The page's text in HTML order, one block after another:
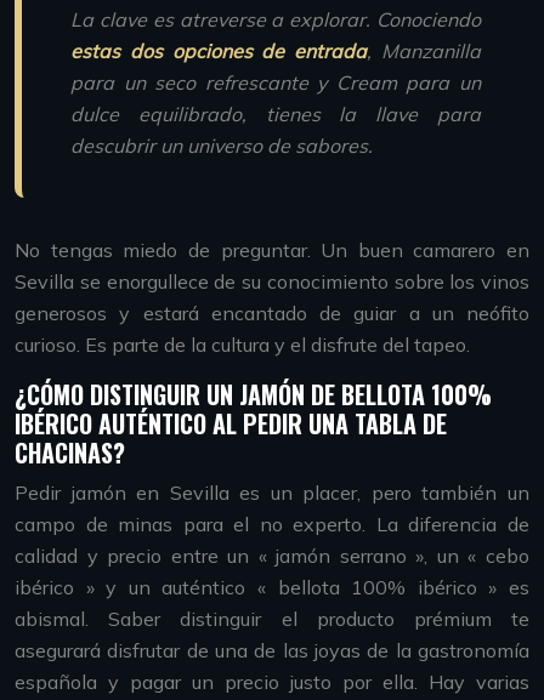
La clave es atreverse a explorar. Conociendo
estas dos opciones de entrada, Manzanilla
para un seco refrescante y Cream para un
dulce equilibrado, tienes la llave para
descubrir un universo de sabores.
No tengas miedo de preguntar. Un buen camarero en
Sevilla se enorgullece de su conocimiento sobre los vinos
generosos y estará encantado de guiar a un neófito
curioso. Es parte de la cultura y el disfrute del tapeo.
¿CÓMO DISTINGUIR UN JAMÓN DE BELLOTA 100%
IBÉRICO AUTÉNTICO AL PEDIR UNA TABLA DE
CHACINAS?
Pedir jamón en Sevilla es un placer, pero también un
campo de minas para el no experto. La diferencia de
calidad y precio entre un « jamón serrano », un « cebo
ibérico » y un auténtico « bellota 100% ibérico » es
abismal. Saber distinguir el producto prémium te
asegurará disfrutar de una de las joyas de la gastronomía
española y pagar un precio justo por ella. Hay varias